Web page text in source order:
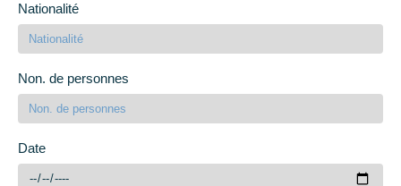
Nationalité
Non. de personnes
Date